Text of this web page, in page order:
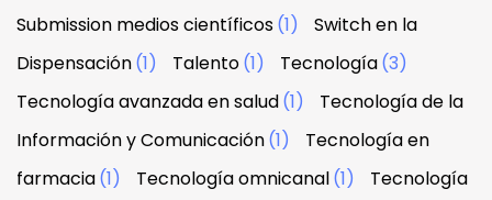
Submission medios científicos(1)
Switch en la
Dispensación(1) Talento(1) Tecnología(3)
Tecnología avanzada en salud(1)
Tecnología de la
Información y Comunicación(1)
Tecnología en
farmacia(1) Tecnología omnicanal(1)
Tecnología